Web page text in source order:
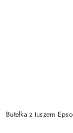
Butelka z tuszem